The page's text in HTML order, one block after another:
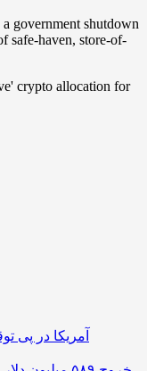
government shutdown
safe-haven, store-of-